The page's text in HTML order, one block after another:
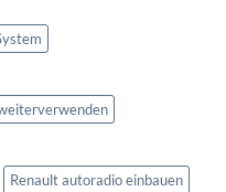
Renault autoradio einbauen